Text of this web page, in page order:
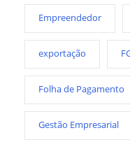
Empreendedor
exportação
Folha de Pagamento
Gestão Empresarial